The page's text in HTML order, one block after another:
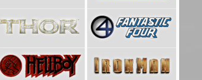
€ 25,00 € 12,50 €